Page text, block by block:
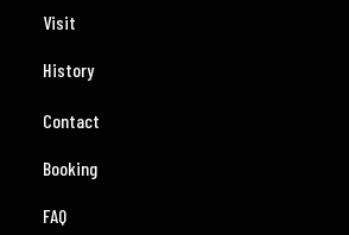
Visit
History
Contact
Booking
FAQ